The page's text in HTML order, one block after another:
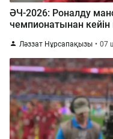
ӘЧ-2026: Роналду
чемпионатынан
Ләззат Нұрсапақызы 07